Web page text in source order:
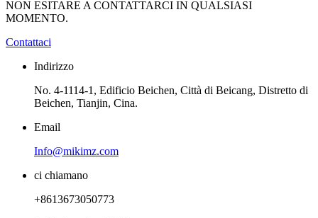
NON ESITARE A CONTATTARCI IN QUALSIASI
MOMENTO.
Contattaci
Indirizzo
No. 4-1114-1, Edificio Beichen, Città di Beicang, Distretto di
Beichen, Tianjin, Cina.
Email
Info@mikimz.com
ci chiamano
+8613673050773